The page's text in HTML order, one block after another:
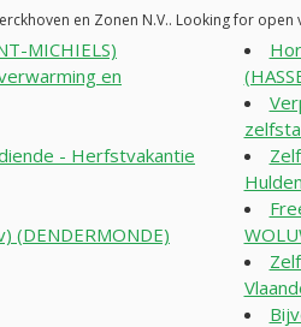
en Zonen N.V.. Looking for
MICHIELS)
en
- Herfstvakantie
(DENDERMONDE)